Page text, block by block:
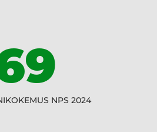
NPS 2024